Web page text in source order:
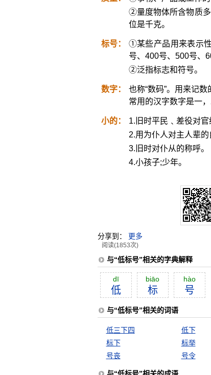
②量度物体所含物质
位是千克。
标号：
①某些产品用来表示
号、400号、500号、
②泛指标志和符号。
数字：
也称“数码”。用来记
常用的汉字数字是一
小的：
1.旧时平民﹑差役对官
2.用为仆人对主人辈的
3.旧时对仆从的称呼。
4.小孩子;少年。
分享到： 更多
阅读(1853次)
与“低标号”相关的字典解释
dī
低
biāo
标
hào
号
与“低标号”相关的词语
低三下四 低下
标下
标举
号丧
号令